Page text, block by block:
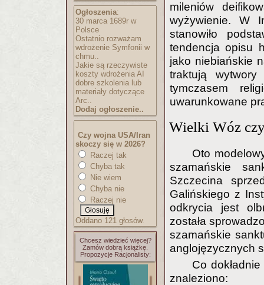
Ogłoszenia:
30 marca 1689r w
Polsce
Ostatnio rozważam
wdrożenie Symfonii w
chmu..
Jakie są rzeczywiste
koszty wdrożenia AI
dobre szkolenia lub
materiały dotyczące
Arc..
Dodaj ogłoszenie..
Czy wojna USA/Iran
skoczy się w 2026?
Raczej tak
Chyba tak
Nie wiem
Chyba nie
Raczej nie
Oddano 121 głosów.
Chcesz wiedzieć więcej?
Zamów dobrą książkę.
Propozycje Racjonalisty:
mileniów
wyżywienie. W
stanowiło
tendencja opisu
jako niebiańskie
traktują
tymczasem
uwarunkowane
Wielki Wóz
Oto
szamańskie
Szczecina
Galińskiego z
odkrycia jest
została
szamańskie
anglojęzycznych
Co
znaleziono: